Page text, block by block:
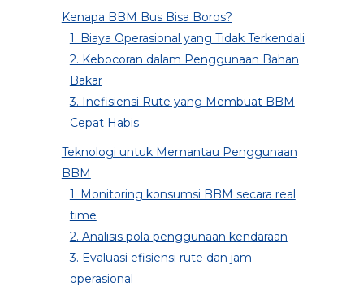
Kenapa BBM Bus Bisa Boros?
1. Biaya Operasional yang Tidak Terkendali
2. Kebocoran dalam Penggunaan Bahan
Bakar
3. Inefisiensi Rute yang Membuat BBM
Cepat Habis
Teknologi untuk Memantau Penggunaan
BBM
1. Monitoring konsumsi BBM secara real
time
2. Analisis pola penggunaan kendaraan
3. Evaluasi efisiensi rute dan jam
operasional